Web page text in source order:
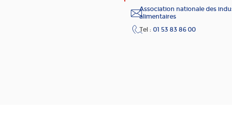
Association nationale des
alimentaires
Tel : 01 53 83 86 00